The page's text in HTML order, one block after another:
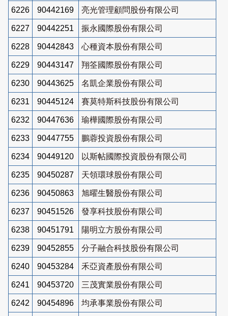
6226 90442169 亮光管理顧問股份有限公司
6227 90442251 振永國際股份有限公司
6228 90442843 心種資本股份有限公司
6229 90443147 翔筌國際股份有限公司
6230 90443625 名凱企業股份有限公司
6231 90445124 賽莫特斯科技股份有限公司
6232 90447636 瑜樺國際股份有限公司
6233 90447755 鵬蓉投資股份有限公司
6234 90449120 以斯帖國際投資股份有限公司
6235 90450287 天領環球股份有限公司
6236 90450863 旭曜生醫股份有限公司
6237 90451526 發享科技股份有限公司
6238 90451791 陽明立方股份有限公司
6239 90452855 分子融合科技股份有限公司
6240 90453284 禾亞資產股份有限公司
6241 90453720 三茂實業股份有限公司
6242 90454896 均承事業股份有限公司